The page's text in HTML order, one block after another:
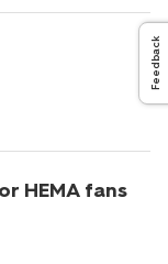
HEMA fans
Feedback